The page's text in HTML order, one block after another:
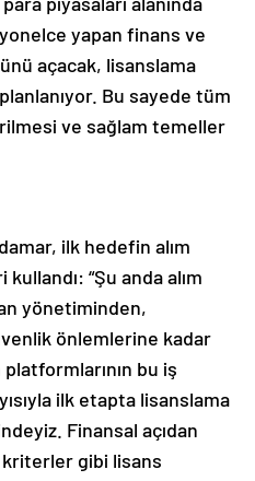
yapan finans ve
açacak, lisanslama
Bu sayede tüm
ve sağlam temeller
ilk hedefin alım
“Şu anda alım
yönetiminden,
önlemlerine kadar
bu iş
ilk etapta lisanslama
Finansal açıdan
kriterler gibi lisans